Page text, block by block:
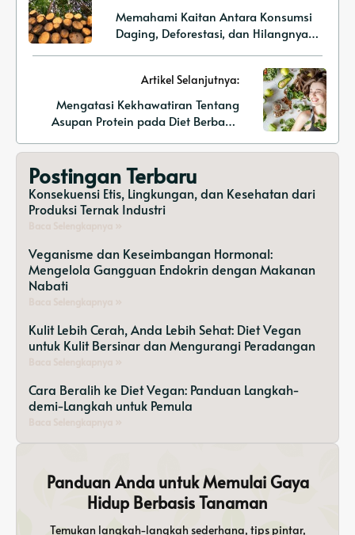
Memahami Kaitan Antara Konsumsi
Daging, Deforestasi, dan Hilangnya
Artikel Selanjutnya:
Mengatasi Kekhawatiran Tentang
Asupan Protein pada Diet Berbasis
Postingan Terbaru
Konsekuensi Etis, Lingkungan, dan Kesehatan dari
Produksi Ternak Industri
Veganisme dan Keseimbangan Hormonal:
Mengelola Gangguan Endokrin dengan Makanan
Nabati
Kulit Lebih Cerah, Anda Lebih Sehat: Diet Vegan
untuk Kulit Bersinar dan Mengurangi Peradangan
Cara Beralih ke Diet Vegan: Panduan Langkah-
demi-Langkah untuk Pemula
Panduan Anda untuk Memulai Gaya
Hidup Berbasis Tanaman
Temukan langkah-langkah sederhana, tips pintar,